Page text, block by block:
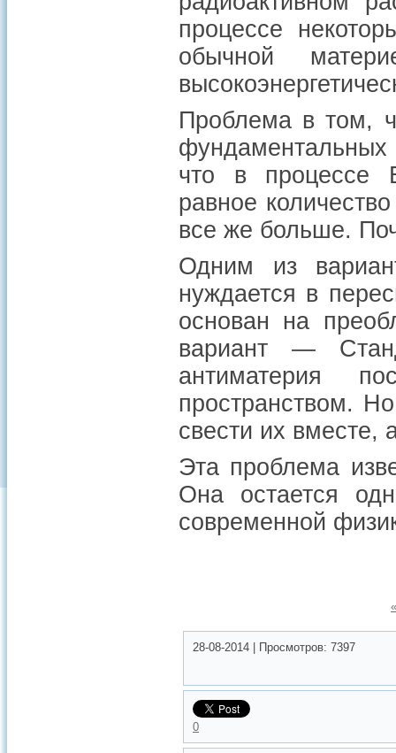
процессе
обычной
Проблема в том,
фундаментальных
что в процессе
равное
все же больше.
Одним из
нуждается в
основан на
вариант —
антиматерия
пространством.
свести их вместе,
Эта проблема
Она остается
современной
28-08-2014 Просмотров: 7397
0